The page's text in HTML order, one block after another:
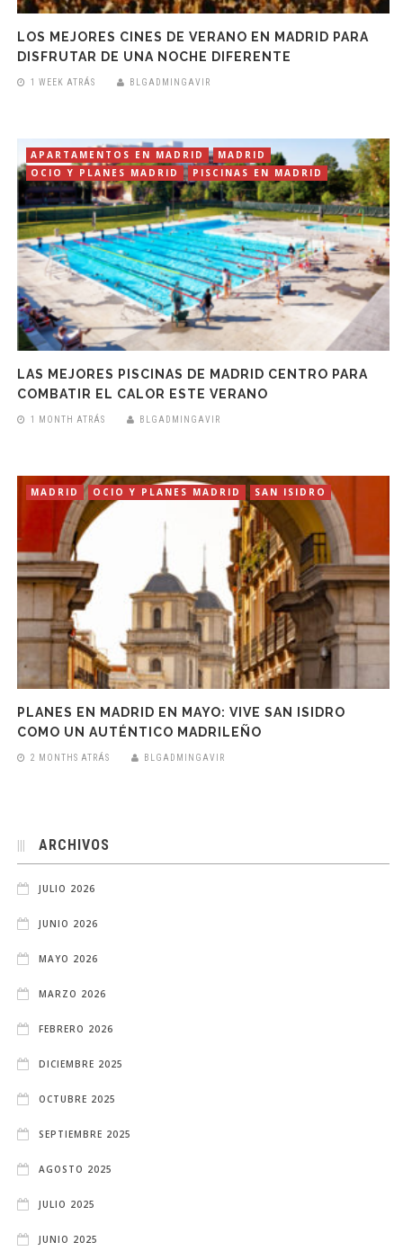
LOS MEJORES CINES DE VERANO EN MADRID PARA
DISFRUTAR DE UNA NOCHE DIFERENTE
1 WEEK ATRÁS BLGADMINGAVIR
APARTAMENTOS EN MADRID
MADRID
OCIO Y PLANES MADRID
PISCINAS EN MADRID
LAS MEJORES PISCINAS DE MADRID CENTRO PARA
COMBATIR EL CALOR ESTE VERANO
1 MONTH ATRÁS BLGADMINGAVIR
MADRID OCIO Y PLANES MADRID SAN ISIDRO
PLANES EN MADRID EN MAYO: VIVE SAN ISIDRO
COMO UN AUTÉNTICO MADRILEÑO
2 MONTHS ATRÁS BLGADMINGAVIR
ARCHIVOS
JULIO 2026
JUNIO 2026
MAYO 2026
MARZO 2026
FEBRERO 2026
DICIEMBRE 2025
OCTUBRE 2025
SEPTIEMBRE 2025
AGOSTO 2025
JULIO 2025
JUNIO 2025